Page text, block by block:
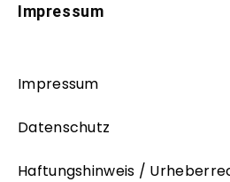
Impressum
Impressum
Datenschutz
Haftungshinweis /